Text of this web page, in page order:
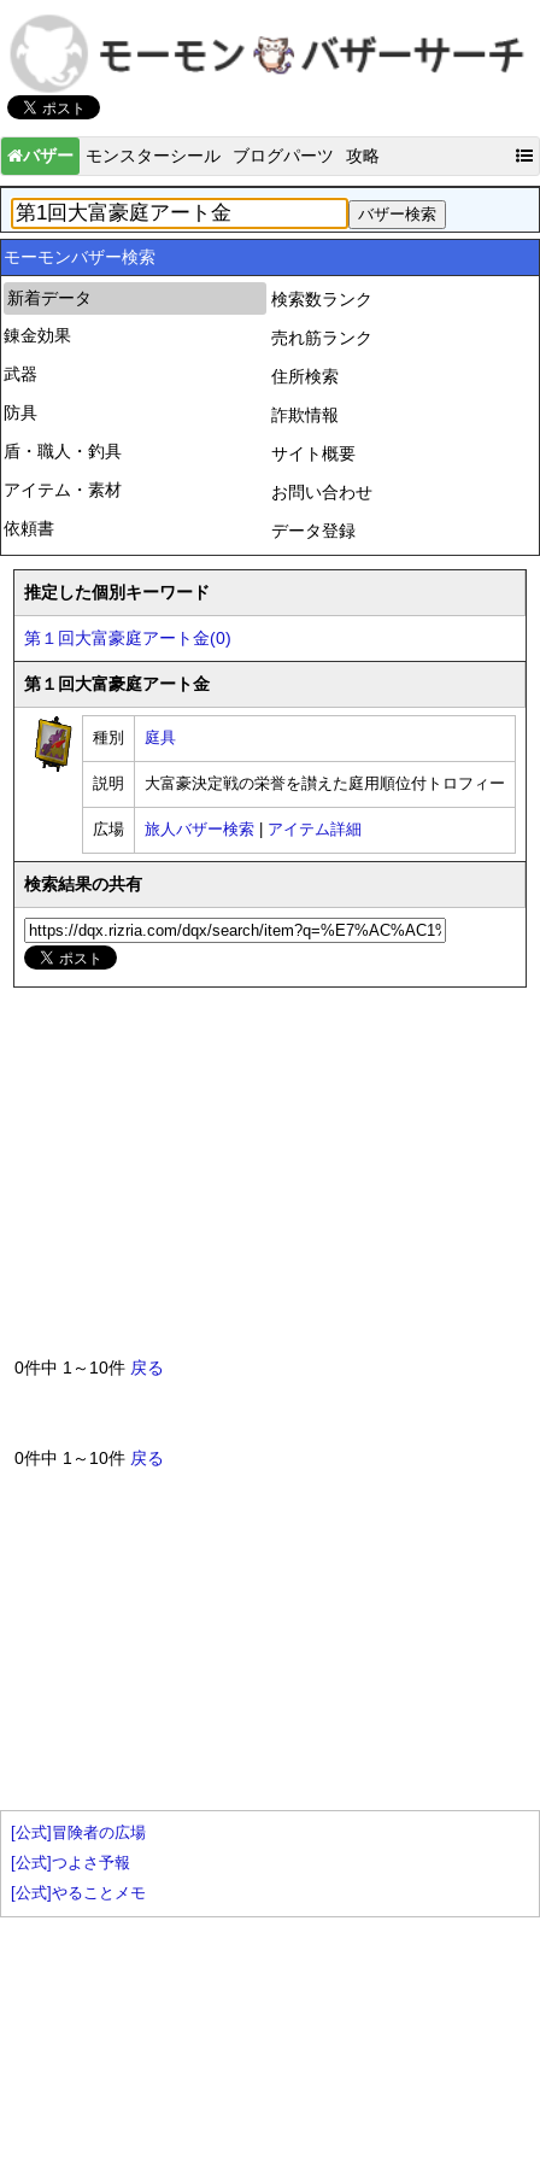
バザー モンスターシール ブログパーツ 攻略
モーモンバザー検索
新着データ
錬金効果
武器
防具
盾・職人・釣具
アイテム・素材
依頼書
検索数ランク
売れ筋ランク
住所検索
詐欺情報
サイト概要
お問い合わせ
データ登録
推定した個別キーワード
第１回大富豪庭アート金(0)
第１回大富豪庭アート金
種別 庭具
説明 大富豪決定戦の栄誉を讃えた庭用順位付トロフィー
広場 旅人バザー検索 アイテム詳細
検索結果の共有
0件中 1～10件 戻る
0件中 1～10件 戻る
[公式]冒険者の広場
[公式]つよさ予報
[公式]やることメモ